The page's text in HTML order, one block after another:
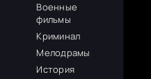
Военные
фильмы
Криминал
Мелодрамы
История